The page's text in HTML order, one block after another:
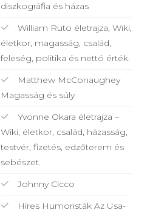
diszkográfia és házas
William Ruto életrajza, Wiki,
életkor, magasság, család,
feleség, politika és nettó érték.
Matthew McConaughey
Magasság és súly
Yvonne Okara életrajza –
Wiki, életkor, család, házasság,
testvér, fizetés, edzőterem és
sebészet.
Johnny Cicco
Híres Humoristák Az Usa-